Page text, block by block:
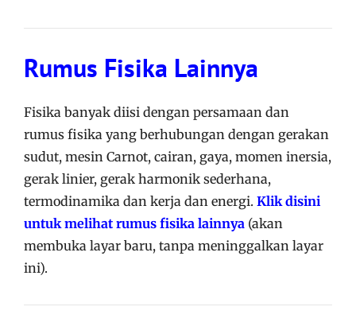
Rumus Fisika Lainnya
Fisika banyak diisi dengan persamaan dan
rumus fisika yang berhubungan dengan gerakan
sudut, mesin Carnot, cairan, gaya, momen inersia,
gerak linier, gerak harmonik sederhana,
termodinamika dan kerja dan energi. Klik disini
untuk melihat rumus fisika lainnya (akan
membuka layar baru, tanpa meninggalkan layar
ini).